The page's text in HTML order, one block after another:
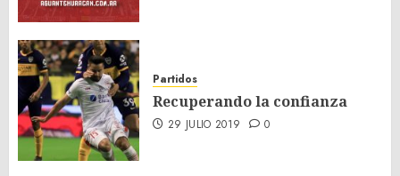
Partidos
Recuperando la confianza
29 JULIO 2019 0